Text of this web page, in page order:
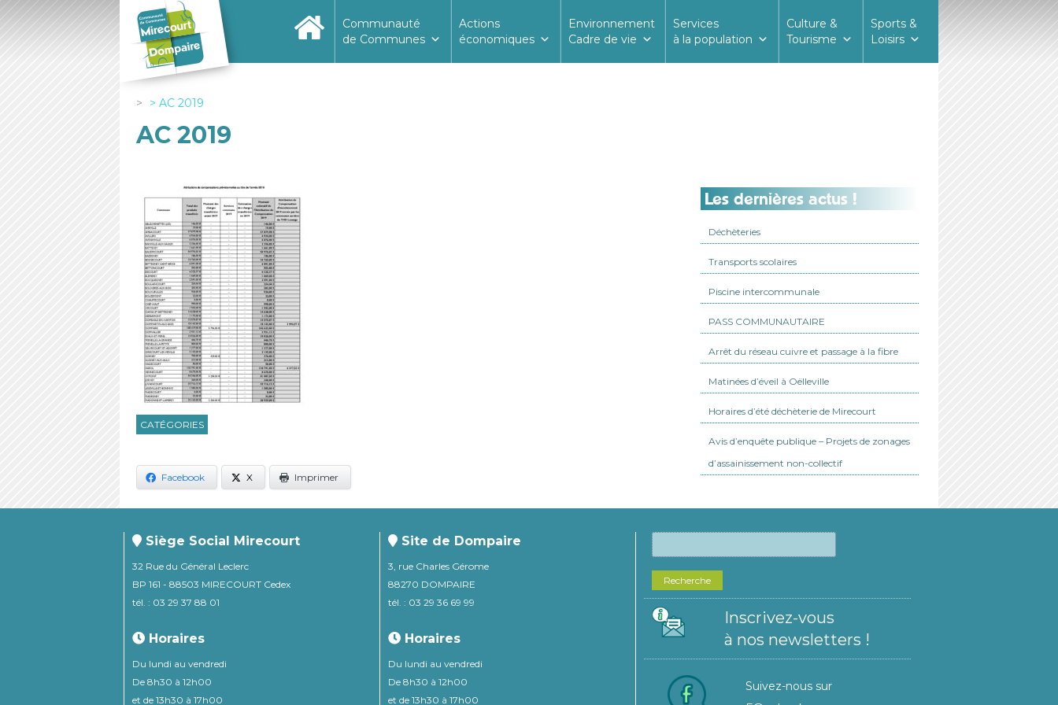
Communauté
de Communes
Actions
économiques
Environnement
Cadre de vie
Services
à la population
Culture &
Tourisme
Sports &
Loisirs
AC 2019
AC 2019
CATÉGORIES
Facebook X Imprimer
Les dernières actus !
Déchèteries
Transports scolaires
Piscine intercommunale
PASS COMMUNAUTAIRE
Arrêt du réseau cuivre et passage à la fibre
Matinées d’éveil à Oëlleville
Horaires d’été déchèterie de Mirecourt
Avis d’enquête publique – Projets de zonages
d’assainissement non-collectif
Siège Social Mirecourt
32 Rue du Général Leclerc
BP 161 - 88503 MIRECOURT Cedex
tél. : 03 29 37 88 01
Horaires
Du lundi au vendredi
De 8h30 à 12h00
et de 13h30 à 17h00
Site de Dompaire
3, rue Charles Gérome
88270 DOMPAIRE
tél. : 03 29 36 69 99
Horaires
Du lundi au vendredi
De 8h30 à 12h00
et de 13h30 à 17h00
Recherche
Inscrivez-vous
à nos newsletters !
Suivez-nous sur